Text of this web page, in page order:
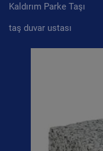
Kaldırım Parke Taşı
taş duvar ustası